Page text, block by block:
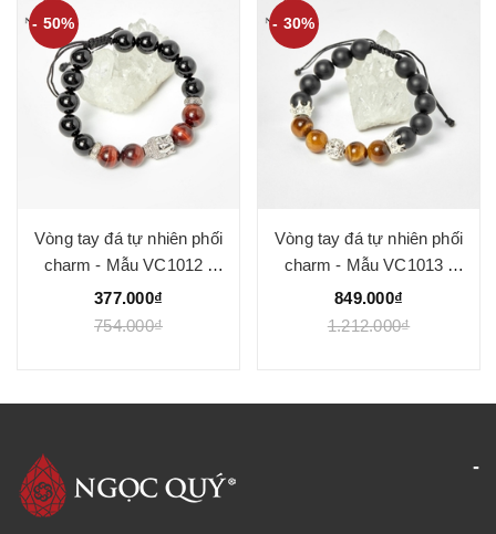
- 50%
Vòng tay đá tự nhiên phối
charm - Mẫu VC1012 -
Ngọc Quý
377.000₫
754.000₫
- 30%
Vòng tay đá tự nhiên phối
charm - Mẫu VC1013 -
Ngọc Quý
849.000₫
1.212.000₫